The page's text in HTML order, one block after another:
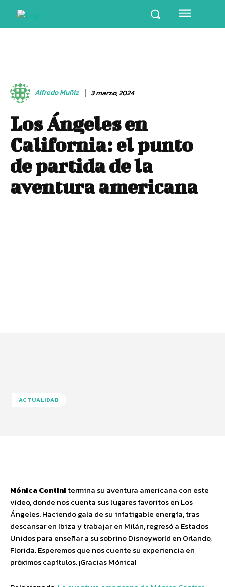
Alfredo Muñiz 3 marzo, 2024
Los Ángeles en
California: el punto
de partida de la
aventura americana
ACTUALIDAD
Mónica Contini termina su aventura americana con este
vídeo, donde nos cuenta sus lugares favoritos en Los
Ángeles. Haciendo gala de su infatigable energía, tras
descansar en Ibiza y trabajar en Milán, regresó a Estados
Unidos para enseñar a su sobrino Disneyworld en Orlando,
Florida. Esperemos que nos cuente su experiencia en
próximos capítulos. ¡Gracias Mónica!